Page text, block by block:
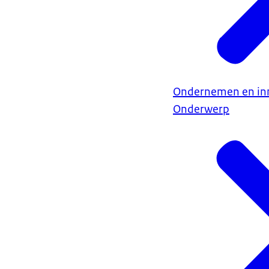
Ondernemen en
Onderwerp